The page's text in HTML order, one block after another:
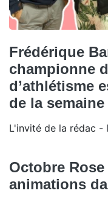
Frédérique
championne
d’athlétisme
de la semaine
L'invité de la rédac -
Octobre
animations